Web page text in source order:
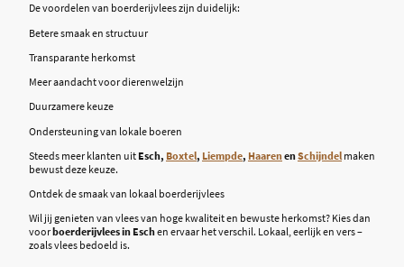
De voordelen van boerderijvlees zijn duidelijk:
Betere smaak en structuur
Transparante herkomst
Meer aandacht voor dierenwelzijn
Duurzamere keuze
Ondersteuning van lokale boeren
Steeds meer klanten uit Esch, Boxtel, Liempde, HaarenenSchijndel maken
bewust deze keuze.
Ontdek de smaak van lokaal boerderijvlees
Wil jij genieten van vlees van hoge kwaliteit en bewuste herkomst? Kies dan
voorboerderijvlees in Eschen ervaar het verschil. Lokaal, eerlijk en vers –
zoals vlees bedoeld is.